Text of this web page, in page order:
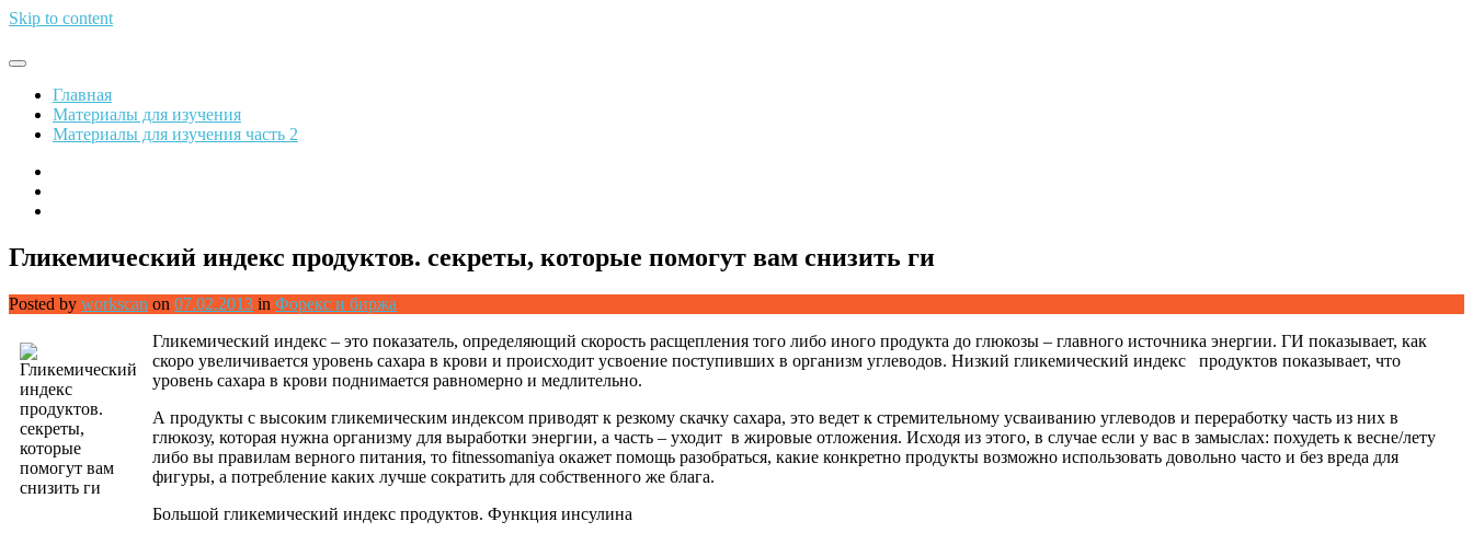
Skip to content
Обрети финансовую свободу
Главная
Материалы для изучения
Материалы для изучения часть 2
Гликемический индекс продуктов. секреты, которые помогут вам снизить ги
Posted by workscan on 07.02.2013 in Форекс и биржа
Гликемический индекс – это показатель, определяющий скорость расщепления того либо иного продукта до глюкозы – главного источника энергии. ГИ показывает, как
скоро увеличивается уровень сахара в крови и происходит усвоение поступивших в организм углеводов. Низкий гликемический индекс продуктов показывает, что
уровень сахара в крови поднимается равномерно и медлительно.
А продукты с высоким гликемическим индексом приводят к резкому скачку сахара, это ведет к стремительному усваиванию углеводов и переработку часть из них в
глюкозу, которая нужна организму для выработки энергии, а часть – уходит в жировые отложения. Исходя из этого, в случае если у вас в замыслах: похудеть к весне/лету
либо вы правилам верного питания, то fitnessomaniya окажет помощь разобраться, какие конкретно продукты возможно использовать довольно часто и без вреда для
фигуры, а потребление каких лучше сократить для собственного же блага.
Большой гликемический индекс продуктов. Функция инсулина